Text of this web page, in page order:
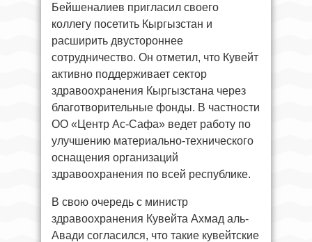
Бейшеналиев пригласил своего
коллегу посетить Кыргызстан и
расширить двустороннее
сотрудничество. Он отметил, что Кувейт
активно поддерживает сектор
здравоохранения Кыргызстана через
благотворительные фонды. В частности
ОО «Центр Ас-Сафа» ведет работу по
улучшению материально-технического
оснащения организаций
здравоохранения по всей республике.
В свою очередь с министр
здравоохранения Кувейта Ахмад аль-
Авади согласился, что такие кувейтские